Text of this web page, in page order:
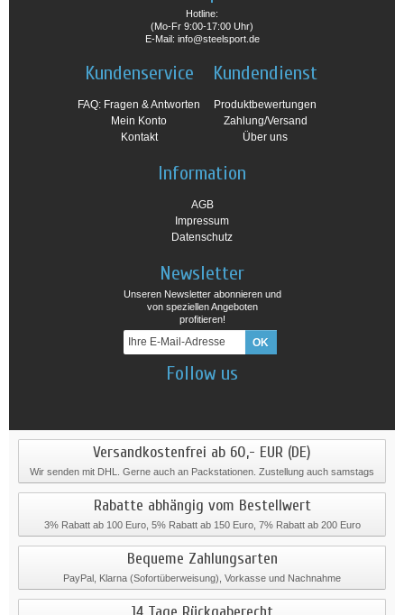
Hotline:
(Mo-Fr 9:00-17:00 Uhr)
E-Mail: info@steelsport.de
Kundenservice
FAQ: Fragen & Antworten
Mein Konto
Kontakt
Kundendienst
Produktbewertungen
Zahlung/Versand
Über uns
Information
AGB
Impressum
Datenschutz
Newsletter
Unseren Newsletter abonnieren und
von speziellen Angeboten
profitieren!
Follow us
Versandkostenfrei ab 60,- EUR (DE)
Wir senden mit DHL. Gerne auch an Packstationen. Zustellung auch samstags
Rabatte abhängig vom Bestellwert
3% Rabatt ab 100 Euro, 5% Rabatt ab 150 Euro, 7% Rabatt ab 200 Euro
Bequeme Zahlungsarten
PayPal, Klarna (Sofortüberweisung), Vorkasse und Nachnahme